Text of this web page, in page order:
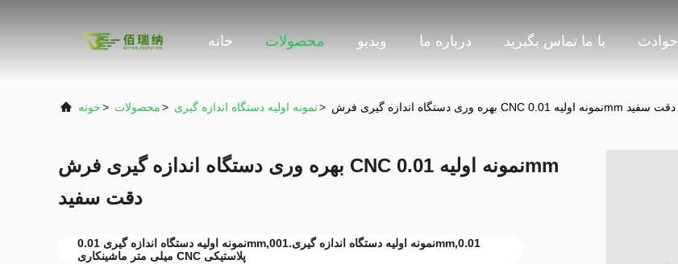
خانه محصولات ویدیو درباره ما با ما تماس بگیرید حوادث
خونه> محصولات> نمونه اولیه دستگاه اندازه گیری> بهره وری دستگاه اندازه گیری فرش CNC نمونه اولیه 0.01mm دقت سفید
بهره وری دستگاه اندازه گیری فرش CNC نمونه اولیه 0.01mm
دقت سفید
نمونه اولیه دستگاه اندازه گیری 0.01mm,0نمونه اولیه دستگاه اندازه گیری.01mm,0.01
میلی متر ماشینکاری CNC پلاستیکی